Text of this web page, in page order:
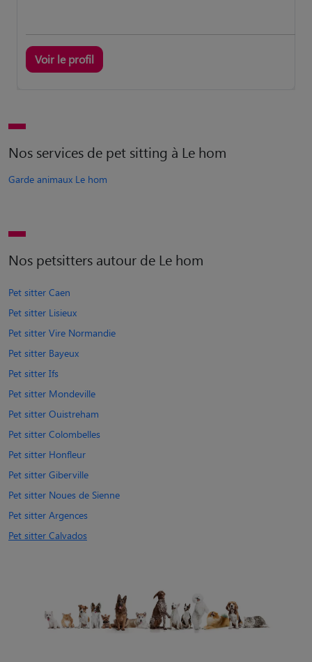
Voir le profil
Nos services de pet sitting à Le hom
Garde animaux Le hom
Nos petsitters autour de Le hom
Pet sitter Caen
Pet sitter Lisieux
Pet sitter Vire Normandie
Pet sitter Bayeux
Pet sitter Ifs
Pet sitter Mondeville
Pet sitter Ouistreham
Pet sitter Colombelles
Pet sitter Honfleur
Pet sitter Giberville
Pet sitter Noues de Sienne
Pet sitter Argences
Pet sitter Calvados